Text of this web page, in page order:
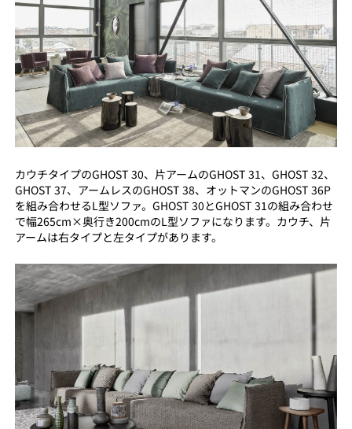
カウチタイプのGHOST 30、片アームのGHOST 31、GHOST 32、
GHOST 37、アームレスのGHOST 38、オットマンのGHOST 36P
を組み合わせるL型ソファ。GHOST 30とGHOST 31の組み合わせ
で幅265cm×奥行き200cmのL型ソファになります。カウチ、片
アームは右タイプと左タイプがあります。